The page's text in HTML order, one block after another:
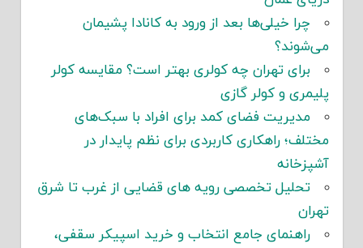
چرا خیلی‌ها بعد از ورود به کانادا پشیمان
می‌شوند؟
برای تهران چه کولری بهتر است؟ مقایسه کولر
پلیمری و کولر گازی
مدیریت فضای کمد برای افراد با سبک‌های
مختلف؛ راهکاری کاربردی برای نظم پایدار در
آشپزخانه
تحلیل تخصصی رویه های قضایی از غرب تا شرق
تهران
راهنمای جامع انتخاب و خرید اسپیکر سقفی،